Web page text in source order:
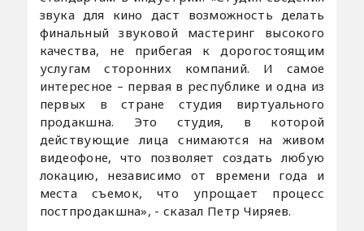
звука для кино даст возможность делать
финальный звуковой мастеринг высокого
качества, не прибегая к дорогостоящим
услугам сторонних компаний. И самое
интересное – первая в республике и одна из
первых в стране студия виртуального
продакшна. Это студия, в которой
действующие лица снимаются на живом
видеофоне, что позволяет создать любую
локацию, независимо от времени года и
места съемок, что упрощает процесс
постпродакшна», - сказал Петр Чиряев.